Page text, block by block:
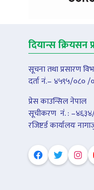
दियान्स क्रियसन
सूचना तथा प्रसारण
दर्ता नं.– ४५९५/०८० /
प्रेस काउन्सिल नेपाल
सूचीकरण नंं. :
रजिष्टर्ड कार्यालयः